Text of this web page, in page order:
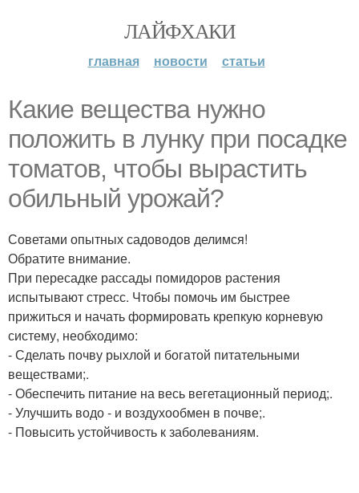
ЛАЙФХАКИ
главная новости статьи
Какие вещества нужно
положить в лунку при посадке
томатов, чтобы вырастить
обильный урожай?
Советами опытных садоводов делимся!
Обратите внимание.
При пересадке рассады помидоров растения
испытывают стресс. Чтобы помочь им быстрее
прижиться и начать формировать крепкую корневую
систему, необходимо:
- Сделать почву рыхлой и богатой питательными
веществами;.
- Обеспечить питание на весь вегетационный период;.
- Улучшить водо - и воздухообмен в почве;.
- Повысить устойчивость к заболеваниям.